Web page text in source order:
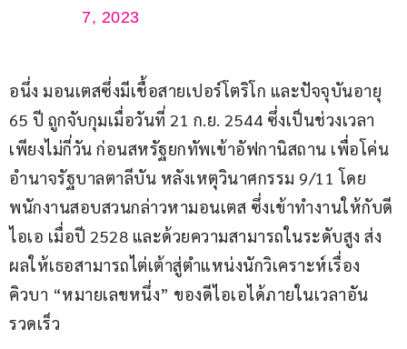
7, 2023
อนึ่ง มอนเตสซึ่งมีเชื้อสายเปอร์โตริโก และปัจจุบันอายุ
65 ปี ถูกจับกุมเมื่อวันที่ 21 ก.ย. 2544 ซึ่งเป็นช่วงเวลา
เพียงไม่กี่วัน ก่อนสหรัฐยกทัพเข้าอัฟกานิสถาน เพื่อโค่น
อำนาจรัฐบาลตาลีบัน หลังเหตุวินาศกรรม 9/11 โดย
พนักงานสอบสวนกล่าวหามอนเตส ซึ่งเข้าทำงานให้กับดี
ไอเอ เมื่อปี 2528 และด้วยความสามารถในระดับสูง ส่ง
ผลให้เธอสามารถไต่เต้าสู่ตำแหน่งนักวิเคราะห์เรื่อง
คิวบา “หมายเลขหนึ่ง” ของดีไอเอได้ภายในเวลาอัน
รวดเร็ว